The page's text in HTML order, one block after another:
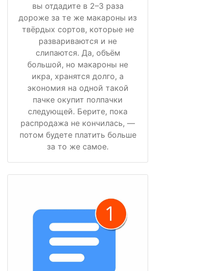
вы отдадите в 2–3 раза
дороже за те же макароны из
твёрдых сортов, которые не
развариваются и не
слипаются. Да, объём
большой, но макароны не
икра, хранятся долго, а
экономия на одной такой
пачке окупит полпачки
следующей. Берите, пока
распродажа не кончилась, —
потом будете платить больше
за то же самое.